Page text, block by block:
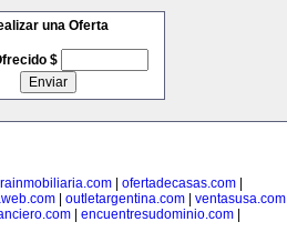
una Oferta
$
ofertadecasas.com
| outletargentina.com| ventasusa.com|
| encuentresudominio.com|